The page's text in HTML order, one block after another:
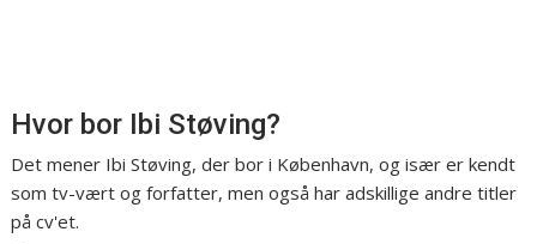
Hvor bor Ibi Støving?
Det mener Ibi Støving, der bor i København, og især er kendt
som tv-vært og forfatter, men også har adskillige andre titler
på cv'et.